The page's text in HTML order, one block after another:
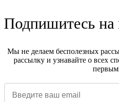
Подпишитесь на
Мы не делаем бесполезных
рассылку и узнавайте о всех